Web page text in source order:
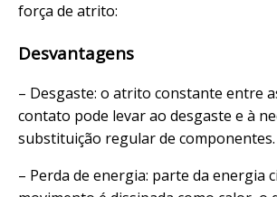
força de atrito:
Desvantagens
– Desgaste: o atrito constante entre
contato pode levar ao desgaste e à
substituição regular de componentes.
– Perda de energia: parte da energia